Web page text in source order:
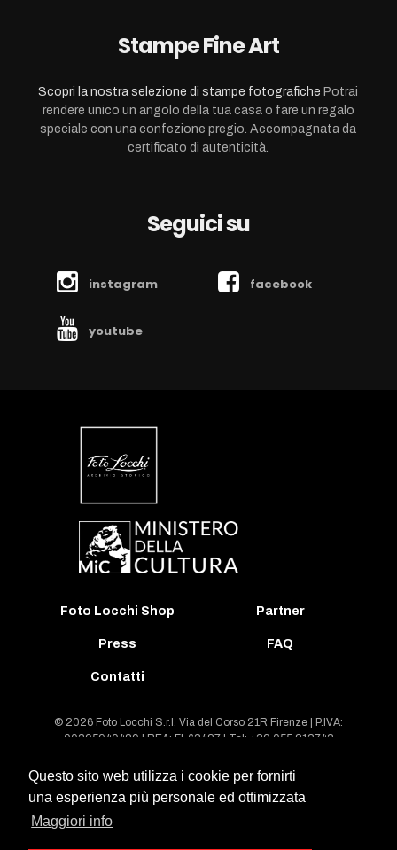
Questo sito web utilizza i cookie per fornirti
una esperienza più personale ed ottimizzata
Maggiori info
Stampe Fine Art
Scopri la nostra selezione di stampe fotografiche Potrai
rendere unico un angolo della tua casa o fare un regalo
speciale con una confezione pregio. Accompagnata da
certificato di autenticità.
Seguici su
instagram facebook
youtube
Foto Locchi Shop Partner
Press FAQ
Contatti
© 2026 Foto Locchi S.r.l. Via del Corso 21R Firenze | P.IVA:
00395940489 | REA: FI-63487 | Tel: +39 055 213743
Condizioni generali di contratto e termini di licenza
Note legali sulla Banca Dati